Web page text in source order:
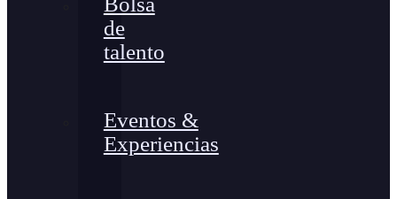
de
talento
Eventos &
Experiencias